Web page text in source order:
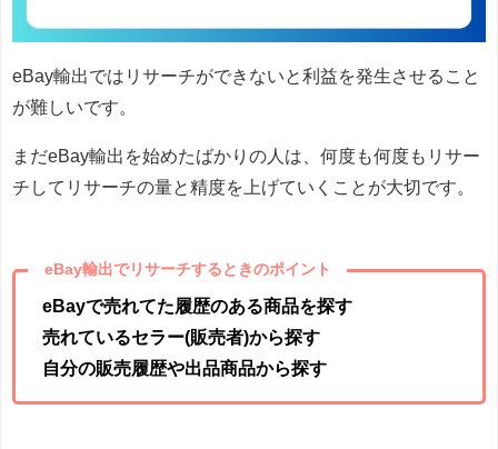
eBay輸出ではリサーチができないと利益を発生させること
が難しいです。
まだeBay輸出を始めたばかりの人は、何度も何度もリサー
チしてリサーチの量と精度を上げていくことが大切です。
eBay輸出でリサーチするときのポイント
eBayで売れてた履歴のある商品を探す
売れているセラー(販売者)から探す
自分の販売履歴や出品商品から探す